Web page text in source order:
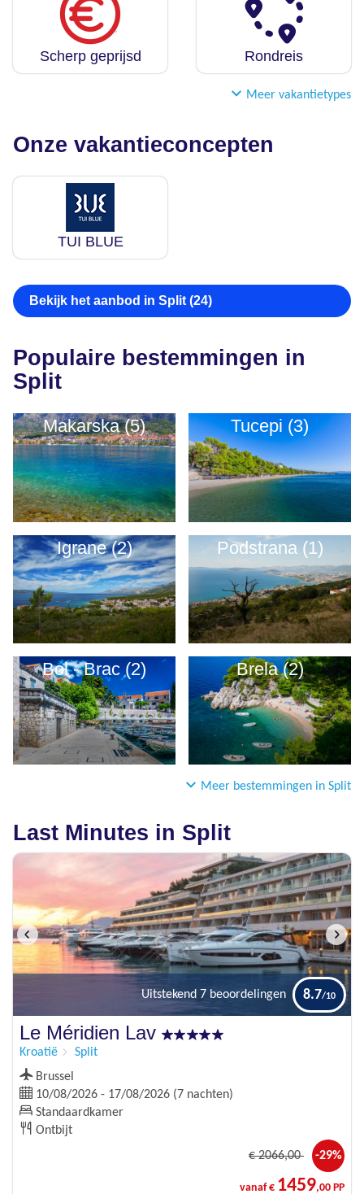
Scherp geprijsd Rondreis
Meer vakantietypes
Onze vakantieconcepten
TUI BLUE
Bekijk het aanbod in Split (24)
Populaire bestemmingen in
Split
Makarska (5) Tucepi (3)
Igrane (2) Podstrana (1)
Bol - Brac (2) Brela (2)
Meer bestemmingen in Split
Last Minutes in Split
Uitstekend 7 beoordelingen 8.7
Le Méridien Lav
Kroatië
Split
Brussel
10/08/2026 - 17/08/2026 (7 nachten)
Standaardkamer
Ontbijt
€2066,00 -29%
vanaf € 1459,00 PP